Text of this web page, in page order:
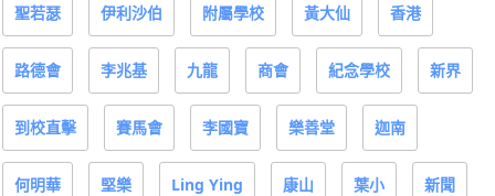
聖若瑟 伊利沙伯 附屬學校 黃大仙 香港
路德會 李兆基 九龍 商會 紀念學校 新界
到校直擊 賽馬會 李國寶 樂善堂 迦南
何明華 堅樂 Ling Ying 康山 葉小 新聞